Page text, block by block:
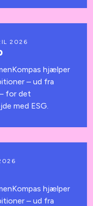
2026
hjælper
– ud fra
for det
med ESG.
hjælper
– ud fra